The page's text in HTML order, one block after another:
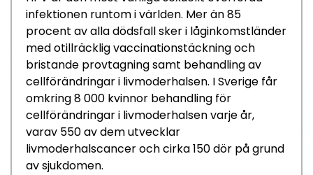
infektionen runtom i världen. Mer än 85
procent av alla dödsfall sker i låginkomstländer
med otillräcklig vaccinationstäckning och
bristande provtagning samt behandling av
cellförändringar i livmoderhalsen. I Sverige får
omkring 8 000 kvinnor behandling för
cellförändringar i livmoderhalsen varje år,
varav 550 av dem utvecklar
livmoderhalscancer och cirka 150 dör på grund
av sjukdomen.